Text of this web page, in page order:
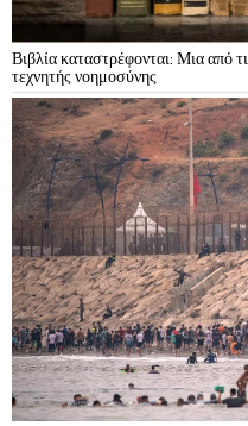
Βιβλία καταστρέφονται: Μια από
τεχνητής νοημοσύνης